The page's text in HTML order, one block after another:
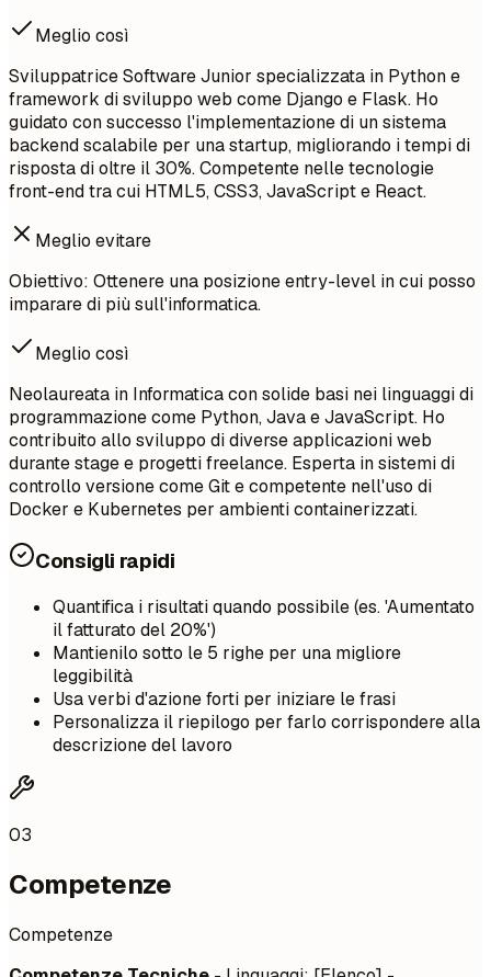
Meglio così
Sviluppatrice Software Junior specializzata in Python e
framework di sviluppo web come Django e Flask. Ho
guidato con successo l'implementazione di un sistema
backend scalabile per una startup, migliorando i tempi di
risposta di oltre il 30%. Competente nelle tecnologie
front-end tra cui HTML5, CSS3, JavaScript e React.
Meglio evitare
Obiettivo: Ottenere una posizione entry-level in cui posso
imparare di più sull'informatica.
Meglio così
Neolaureata in Informatica con solide basi nei linguaggi di
programmazione come Python, Java e JavaScript. Ho
contribuito allo sviluppo di diverse applicazioni web
durante stage e progetti freelance. Esperta in sistemi di
controllo versione come Git e competente nell'uso di
Docker e Kubernetes per ambienti containerizzati.
Consigli rapidi
Quantifica i risultati quando possibile (es. 'Aumentato
il fatturato del 20%')
Mantienilo sotto le 5 righe per una migliore
leggibilità
Usa verbi d'azione forti per iniziare le frasi
Personalizza il riepilogo per farlo corrispondere alla
descrizione del lavoro
03
Competenze
Competenze